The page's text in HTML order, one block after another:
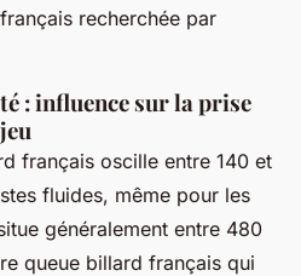
recherchée par
: influence sur la prise
français oscille entre 140 et
fluides, même pour les
généralement entre 480
queue billard français qui